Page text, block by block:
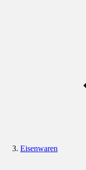
Eisenwaren